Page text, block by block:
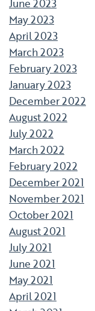
June 2023
May 2023
April 2023
March 2023
February 2023
January 2023
December 2022
August 2022
July 2022
March 2022
February 2022
December 2021
November 2021
October 2021
August 2021
July 2021
June 2021
May 2021
April 2021